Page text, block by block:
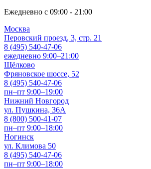
Ежедневно с 09:00 - 21:00
Москва
Перовский проезд, 3, стр. 21
8 (495) 540-47-06
ежедневно 9:00–21:00
Щёлково
Фряновское шоссе, 52
8 (495) 540-47-06
пн–пт 9:00–19:00
Нижний Новгород
ул. Пушкина, 36А
8 (800) 500-41-07
пн–пт 9:00–18:00
Ногинск
ул. Климова 50
8 (495) 540-47-06
пн–пт 9:00–18:00